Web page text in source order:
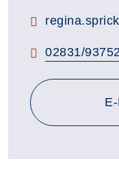
E-Mail:
Telefon:
02831/